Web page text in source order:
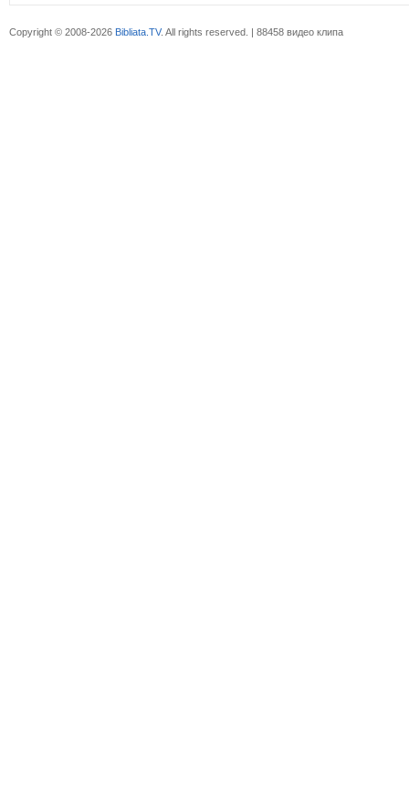
Copyright © 2008-2026 Bibliata.TV. All rights reserved. | 88458 видео клипа